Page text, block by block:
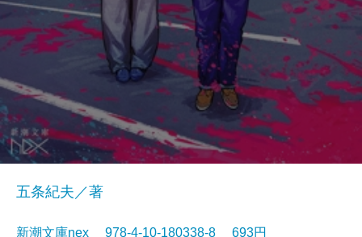
五条紀夫／著
新潮文庫nex 978-4-10-180338-8 693円